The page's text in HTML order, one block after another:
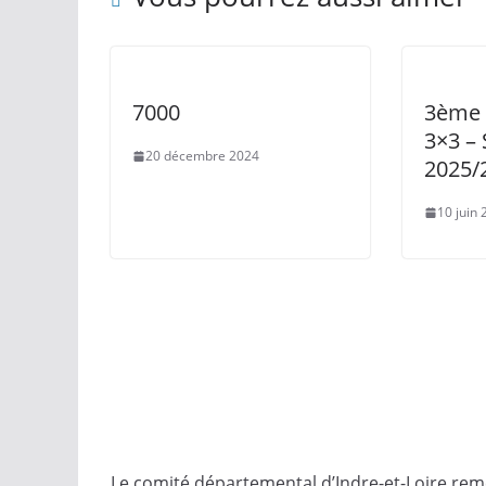
7000
20 décembre 2024
3×3 –
2025/
10 juin